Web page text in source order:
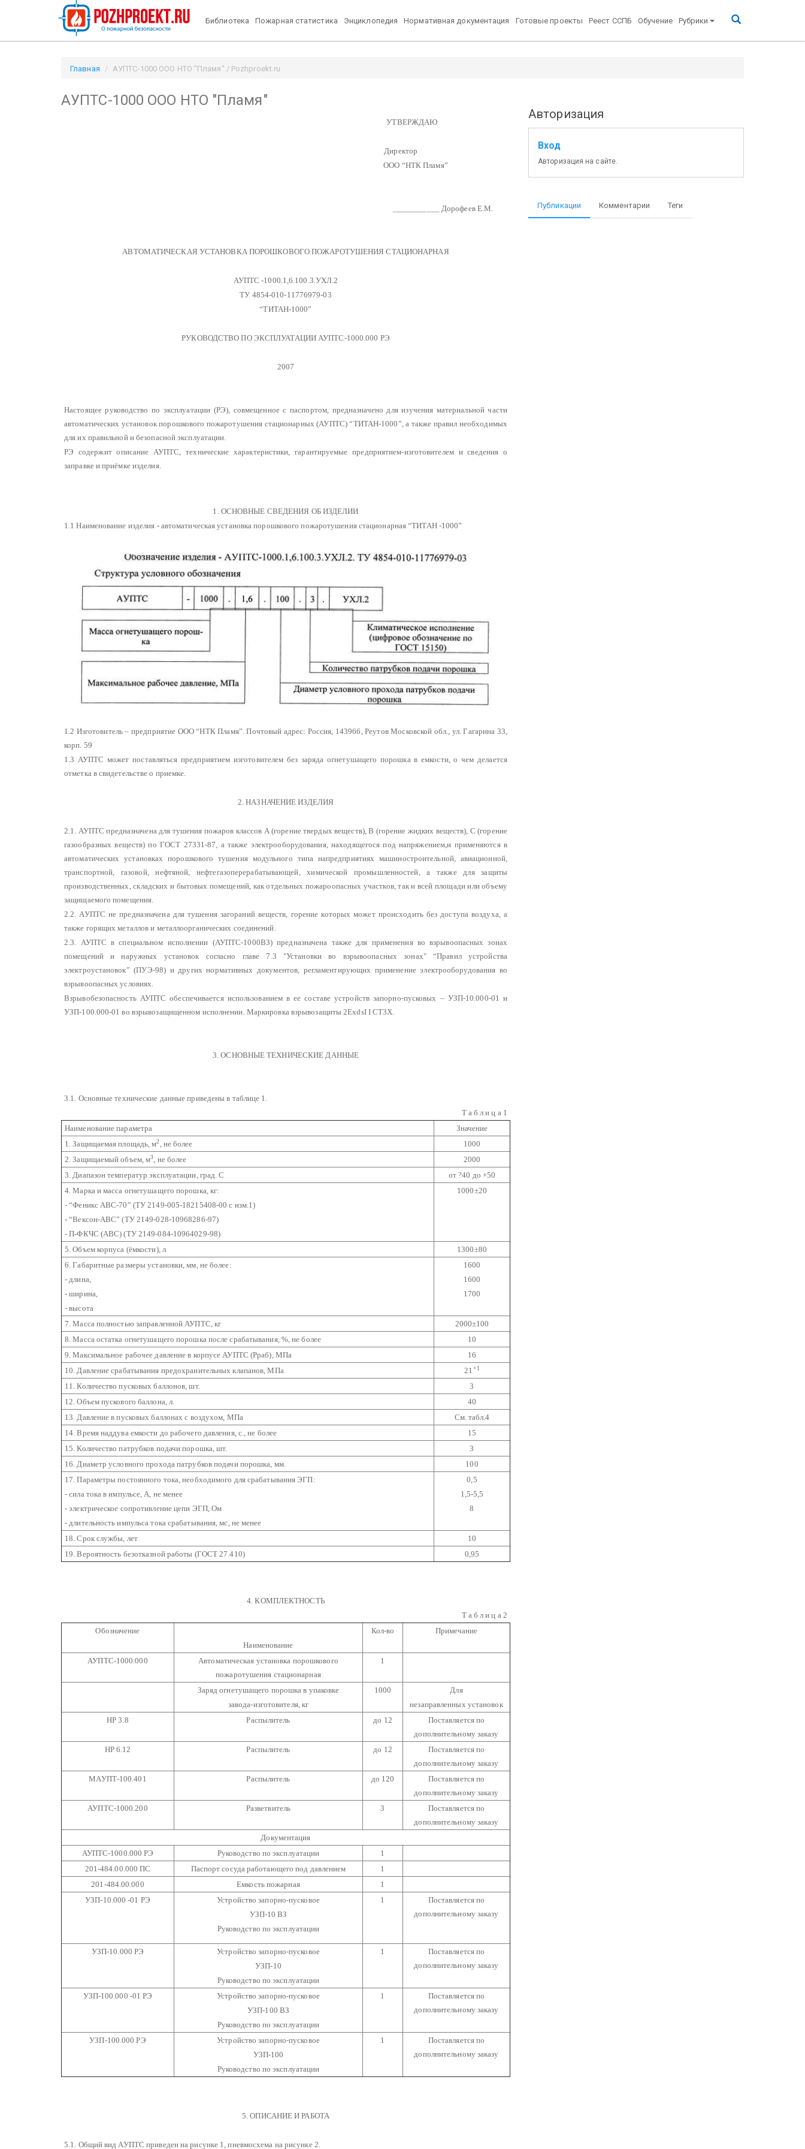
Библиотека Пожарная статистика Энциклопедия Нормативная документация Готовые проекты Реест ССПБ Обучение Рубрики
Главная АУПТС-1000 ООО НТО "Пламя" / Pozhproekt.ru
АУПТС-1000 ООО НТО "Пламя"
УТВЕРЖДАЮ
Директор
ООО “НТК Пламя”
___________ Дорофеев Е.М.
АВТОМАТИЧЕСКАЯ УСТАНОВКА ПОРОШКОВОГО ПОЖАРОТУШЕНИЯ СТАЦИОНАРНАЯ
АУПТС -1000.1,6.100.3.УХЛ.2
ТУ 4854-010-11776979-03
“ТИТАН-1000”
РУКОВОДСТВО ПО ЭКСПЛУАТАЦИИ АУПТС-1000.000 РЭ
2007
Настоящее руководство по эксплуатации (РЭ), совмещенное с паспортом, предназначено для изучения материальной части
автоматических установок порошкового пожаротушения стационарных (АУПТС) “ТИТАН-1000”, а также правил необходимых
для их правильной и безопасной эксплуатации.
РЭ содержит описание АУПТС, технические характеристики, гарантируемые предприятием-изготовителем и сведения о
заправке и приёмке изделия.
1. ОСНОВНЫЕ СВЕДЕНИЯ ОБ ИЗДЕЛИИ
1.1 Наименование изделия - автоматическая установка порошкового пожаротушения стационарная “ТИТАН -1000”
1.2 Изготовитель – предприятие ООО “НТК Пламя”. Почтовый адрес: Россия, 143966, Реутов Московской обл., ул. Гагарина 33,
корп. 59
1.3 АУПТС может поставляться предприятием изготовителем без заряда огнетушащего порошка в емкости, о чем делается
отметка в свидетельстве о приемке.
2. НАЗНАЧЕНИЕ ИЗДЕЛИЯ
2.1. АУПТС предназначена для тушения пожаров классов А (горение твердых веществ), В (горение жидких веществ), С (горение
газообразных веществ) по ГОСТ 27331-87, а также электрооборудования, находящегося под напряжением,и применяются в
автоматических установках порошкового тушения модульного типа напредприятиях машиностроительной, авиационной,
транспортной, газовой, нефтяной, нефтегазоперерабатывающей, химической промышленностей, а также для защиты
производственных, складских и бытовых помещений, как отдельных пожароопасных участков, так и всей площади или объему
защищаемого помещения.
2.2. АУПТС не предназначена для тушения загораний веществ, горение которых может происходить без доступа воздуха, а
также горящих металлов и металлоорганических соединений.
2.3. АУПТС в специальном исполнении (АУПТС-1000ВЗ) предназначена также для применения во взрывоопасных зонах
помещений и наружных установок согласно главе 7.3 "Установки во взрывоопасных зонах" “Правил устройства
электроустановок” (ПУЭ-98) и других нормативных документов, регламентирующих применение электрооборудования во
взрывоопасных условиях.
Взрывобезопасность АУПТС обеспечивается использованием в ее составе устройств запорно-пусковых – УЗП-10.000-01 и
УЗП-100.000-01 во взрывозащищенном исполнении. Маркировка взрывозащиты 2ExdsI I CT3X.
3. ОСНОВНЫЕ ТЕХНИЧЕСКИЕ ДАННЫЕ
3.1. Основные технические данные приведены в таблице 1.
Т а б л и ц а 1
Наименование параметра
Значение
1. Защищаемая площадь, м2 , не более
1000
2. Защищаемый объем, м3 , не более
2000
3. Диапазон температур эксплуатации, град. С
от ?40 до +50
4. Марка и масса огнетушащего порошка, кг:
- “Феникс АВС-70” (ТУ 2149-005-18215408-00 с изм.1)
- “Вексон-АВС” (ТУ 2149-028-10968286-97)
- П-ФКЧС (АВС) (ТУ 2149-084-10964029-98)
1000±20
5. Объем корпуса (ёмкости), л
1300±80
6. Габаритные размеры установки, мм, не более:
- длина,
- ширина,
- высота
1600
1600
1700
7. Масса полностью заправленной АУПТС, кг
2000±100
8. Масса остатка огнетушащего порошка после срабатывания, %, не более
10
9. Максимальное рабочее давление в корпусе АУПТС (Рраб), МПа
16
10. Давление срабатывания предохранительных клапанов, МПа
21 +1
11. Количество пусковых баллонов, шт.
3
12. Объем пускового баллона, л.
40
13. Давление в пусковых баллонах с воздухом, МПа
См. табл.4
14. Время наддува емкости до рабочего давления, с., не более
15
15. Количество патрубков подачи порошка, шт.
3
16. Диаметр условного прохода патрубков подачи порошка, мм.
100
17. Параметры постоянного тока, необходимого для срабатывания ЭГП:
- сила тока в импульсе, А, не менее
- электрическое сопротивление цепи ЭГП, Ом
- длительность импульса тока срабатывания, мс, не менее
0,5
1,5-5,5
8
18. Срок службы, лет
10
19. Вероятность безотказной работы (ГОСТ 27.410)
0,95
4. КОМПЛЕКТНОСТЬ
Т а б л и ц а 2
Обозначение
Наименование
Кол-во Примечание
АУПТС-1000.000
Автоматическая установка порошкового
пожаротушения стационарная
1
Заряд огнетушащего порошка в упаковке
завода-изготовителя, кг
1000
Для
незаправленных установок
НР 3.8
Распылитель до 12
Поставляется по
дополнительному заказу
НР 6.12
Распылитель до 12
Поставляется по
дополнительному заказу
МАУПТ-100.401
Распылитель до 120
Поставляется по
дополнительному заказу
АУПТС-1000.200
Разветвитель 3
Поставляется по
дополнительному заказу
Документация
АУПТС-1000.000 РЭ
Руководство по эксплуатации
1
201-484.00.000 ПС
Паспорт сосуда работающего под давлением
1
201-484.00.000
Емкость пожарная
1
УЗП-10.000 -01 РЭ
Устройство запорно-пусковое
УЗП-10 ВЗ
Руководство по эксплуатации
1
Поставляется по
дополнительному заказу
УЗП-10.000 РЭ
Устройство запорно-пусковое
УЗП-10
Руководство по эксплуатации
1
Поставляется по
дополнительному заказу
УЗП-100.000 -01 РЭ
Устройство запорно-пусковое
УЗП-100 ВЗ
Руководство по эксплуатации
1
Поставляется по
дополнительному заказу
УЗП-100.000 РЭ
Устройство запорно-пусковое
УЗП-100
Руководство по эксплуатации
1
Поставляется по
дополнительному заказу
5. ОПИСАНИЕ И РАБОТА
5.1. Общий вид АУПТС приведен на рисунке 1, пневмосхема на рисунке 2.
Авторизация
Вход
Авторизация на сайте.
Публикации Комментарии Теги